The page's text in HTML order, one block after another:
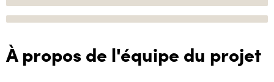
À propos de l'équipe du projet